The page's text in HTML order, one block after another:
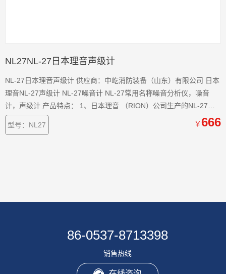
NL27NL-27日本理音声级计
NL-27日本理音声级计 供应商：中屹消防装备（山东）有限公司 日本
理音NL-27声级计 NL-27噪音计 NL-27常用名称噪音分析仪，噪音
计，声级计 产品特点： 1、日本理音 （RION）公司生产的NL-27声
级计， 该仪器重105 克 ,是世界上.小的噪音计。 2、符合计量法、
JIS、IEC 3、有107dB宽的线线范围，在30—130dB的噪音声级之
型号：NL27 ￥666
86-0537-8713398
销售热线